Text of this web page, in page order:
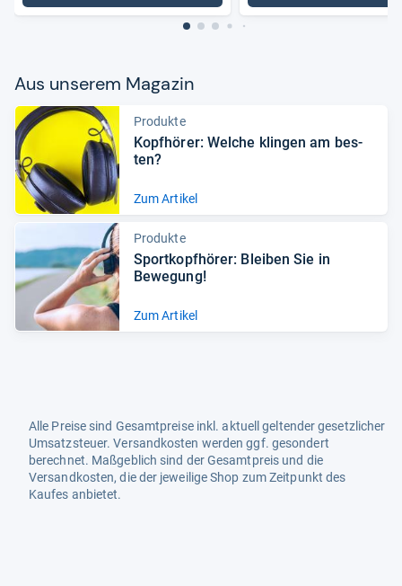
Aus unse­rem Maga­zin
Produkte
Kopf­hö­rer: Wel­che klin­gen am bes­
ten?
Zum Artikel
Produkte
Sport­kopf­hö­rer: Blei­ben Sie in
Bewe­gung!
Zum Artikel
Alle Preise sind Gesamtpreise inkl. aktuell geltender gesetzlicher
Umsatzsteuer. Versandkosten werden ggf. gesondert
berechnet. Maßgeblich sind der Gesamtpreis und die
Versandkosten, die der jeweilige Shop zum Zeitpunkt des
Kaufes anbietet.